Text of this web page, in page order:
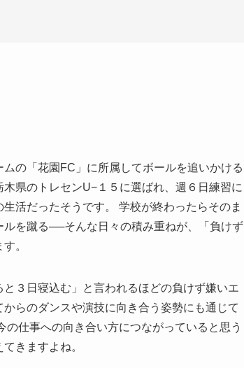
の「花園FC」に所属してボールを追いかける
県のトレセンU−１５に選ばれ、週６日練習に
活だったそうです。 学校が終わったらそのま
を蹴る──そんな日々の積み重ねが、「負けず
。
３日寝込む」と言われるほどの負けず嫌いエ
らのダンスや演技に向き合う姿勢にも通じて
仕事への向き合い方につながっていると思う
きますよね。